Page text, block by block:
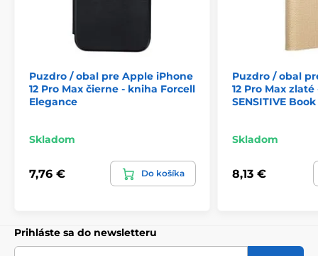
Puzdro / obal pre Apple iPhone
12 Pro Max čierne - kniha Forcell
Elegance
Skladom
7,76 € Do košíka
Puzdro / obal
12 Pro Max
SENSITIVE Book
Skladom
8,13 €
Prihláste sa do newsletteru